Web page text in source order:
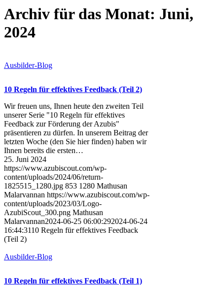
Archiv für das Monat: Juni,
2024
Ausbilder-Blog
10 Regeln für effektives Feedback (Teil 2)
Wir freuen uns, Ihnen heute den zweiten Teil
unserer Serie "10 Regeln für effektives
Feedback zur Förderung der Azubis"
präsentieren zu dürfen. In unserem Beitrag der
letzten Woche (den Sie hier finden) haben wir
Ihnen bereits die ersten…
25. Juni 2024
https://www.azubiscout.com/wp-
content/uploads/2024/06/return-
1825515_1280.jpg 853 1280 Mathusan
Malarvannan https://www.azubiscout.com/wp-
content/uploads/2023/03/Logo-
AzubiScout_300.png Mathusan
Malarvannan2024-06-25 06:00:292024-06-24
16:44:3110 Regeln für effektives Feedback
(Teil 2)
Ausbilder-Blog
10 Regeln für effektives Feedback (Teil 1)